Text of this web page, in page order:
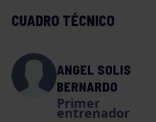
CUADRO TÉCNICO
ANGEL SOLIS
BERNARDO
Primer
entrenador